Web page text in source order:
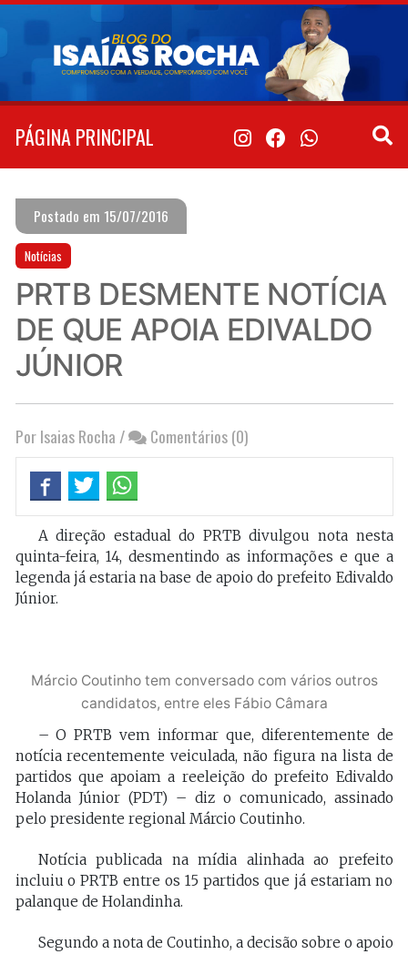
Pular
conteúdo
PÁGINA PRINCIPAL
Postado em 15/07/2016
Notícias
PRTB DESMENTE NOTÍCIA
DE QUE APOIA EDIVALDO
JÚNIOR
Por Isaias Rocha / Comentários (0)
A direção estadual do PRTB divulgou nota nesta
quinta-feira, 14, desmentindo as informações e que a
legenda já estaria na base de apoio do prefeito Edivaldo
Júnior.
Márcio Coutinho tem conversado com vários outros
candidatos, entre eles Fábio Câmara
– O PRTB vem informar que, diferentemente de
notícia recentemente veiculada, não figura na lista de
partidos que apoiam a reeleição do prefeito Edivaldo
Holanda Júnior (PDT) – diz o comunicado, assinado
pelo presidente regional Márcio Coutinho.
Notícia publicada na mídia alinhada ao prefeito
incluiu o PRTB entre os 15 partidos que já estariam no
palanque de Holandinha.
Segundo a nota de Coutinho, a decisão sobre o apoio